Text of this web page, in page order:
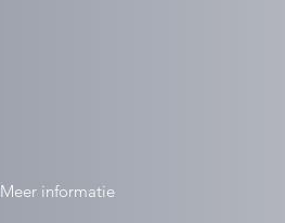
Meer informatie